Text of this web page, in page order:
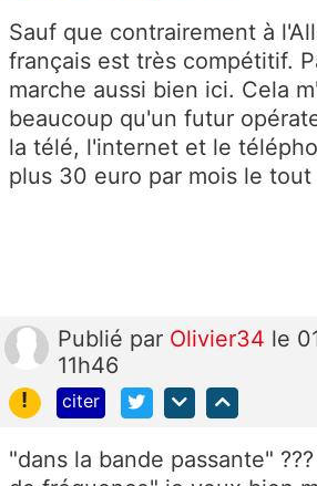
Sauf que contrairement à
français est très compétitif.
marche aussi bien ici. Cela
beaucoup qu'un futur
la télé, l'internet et le
plus 30 euro par mois le
Publié par Olivier34 le
11h46
!
citer
"dans la bande passante"